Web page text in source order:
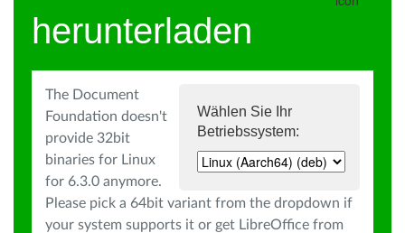
herunterladen
Wählen Sie Ihr
Betriebssystem:
The Document
Foundation doesn't
provide 32bit
binaries for Linux
for 6.3.0 anymore.
Please pick a 64bit variant from the dropdown if
your system supports it or get LibreOffice from